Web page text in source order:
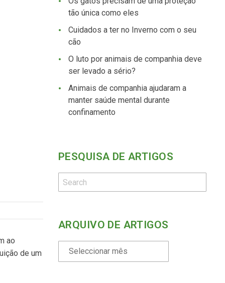
ao
de um
tão única como eles
Cuidados a ter no Inverno com o seu
cão
O luto por animais de companhia deve
ser levado a sério?
Animais de companhia ajudaram a
manter saúde mental durante
confinamento
PESQUISA DE ARTIGOS
ARQUIVO DE ARTIGOS